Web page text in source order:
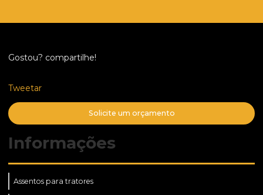
Gostou? compartilhe!
Tweetar
Solicite um orçamento
Informações
Assentos para tratores